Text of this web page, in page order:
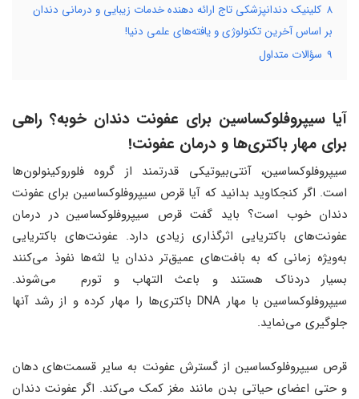
8 کلینیک دندانپزشکی تاج ارائه دهنده خدمات زیبایی و درمانی دندان
بر اساس آخرین تکنولوژی و یافته‌های علمی دنیا!
9 سؤالات متداول
آیا سیپروفلوکساسین برای عفونت دندان خوبه؟ راهی
برای مهار باکتری‌ها و درمان عفونت!
سیپروفلوکساسین، آنتی‌بیوتیکی قدرتمند از گروه فلوروکینولون‌ها
است. اگر کنجکاوید بدانید که آیا قرص سیپروفلوکساسین برای عفونت
دندان خوب است؟ باید گفت قرص سیپروفلوکساسین در درمان
عفونت‌های باکتریایی اثرگذاری زیادی دارد. عفونت‌های باکتریایی
به‌ویژه زمانی که به بافت‌های عمیق‌تر دندان یا لثه‌ها نفوذ می‌کنند
بسیار دردناک هستند و باعث التهاب و تورم می‌شوند.
سیپروفلوکساسین با مهار DNA باکتری‌ها را مهار کرده و از رشد آنها
جلوگیری می‌نماید.
قرص سیپروفلوکساسین از گسترش عفونت به سایر قسمت‌های دهان
و حتی اعضای حیاتی بدن مانند مغز کمک می‌کند.​ اگر عفونت دندان